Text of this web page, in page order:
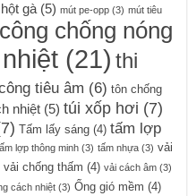
gà (5) mút pe-opp (3) mút tiêu
chống nóng
(21) thi
tiêu âm (6) tôn chống
nhiệt (5) túi xốp hơi (7)
Tấm lấy sáng (4) tấm lợp
lợp thông minh (3) tấm nhựa (3) vải
vải chống thấm (4) vải cách âm (3)
cách nhiệt (3) Ống gió mềm (4)